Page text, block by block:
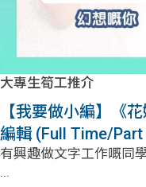
大專生筍工推介
【我要做小編】《
編輯 (Full Time/
有興趣做文字工作嘅同
...